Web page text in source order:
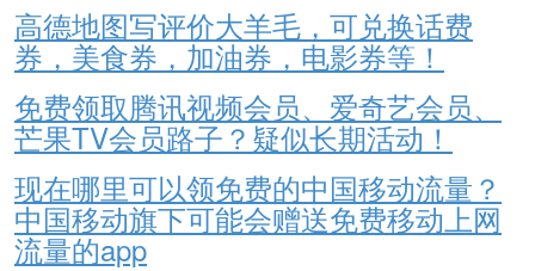
高德地图写评价大羊毛，可兑换话费
券，美食券，加油券，电影券等！
免费领取腾讯视频会员、爱奇艺会员、
芒果TV会员路子？疑似长期活动！
现在哪里可以领免费的中国移动流量？
中国移动旗下可能会赠送免费移动上网
流量的app